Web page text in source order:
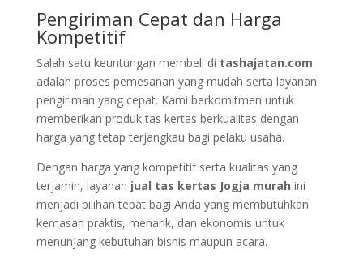
Pengiriman Cepat dan Harga
Kompetitif
Salah satu keuntungan membeli di tashajatan.com
adalah proses pemesanan yang mudah serta layanan
pengiriman yang cepat. Kami berkomitmen untuk
memberikan produk tas kertas berkualitas dengan
harga yang tetap terjangkau bagi pelaku usaha.
Dengan harga yang kompetitif serta kualitas yang
terjamin, layanan jual tas kertas Jogja murah ini
menjadi pilihan tepat bagi Anda yang membutuhkan
kemasan praktis, menarik, dan ekonomis untuk
menunjang kebutuhan bisnis maupun acara.